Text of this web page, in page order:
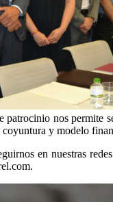
patrocinio nos permite
coyuntura y modelo
en nuestras